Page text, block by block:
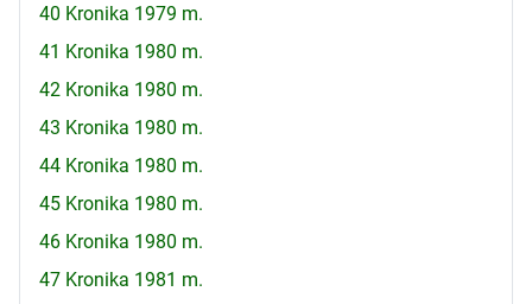
40 Kronika 1979 m.
41 Kronika 1980 m.
42 Kronika 1980 m.
43 Kronika 1980 m.
44 Kronika 1980 m.
45 Kronika 1980 m.
46 Kronika 1980 m.
47 Kronika 1981 m.